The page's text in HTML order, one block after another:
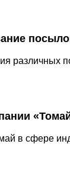
различных
в сфере